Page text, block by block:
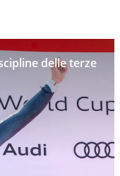
delle terze